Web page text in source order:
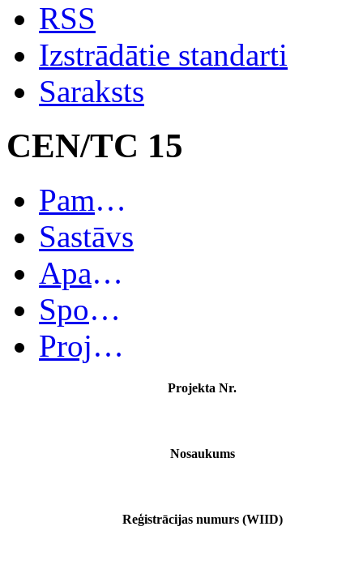
RSS
Izstrādātie standarti
Saraksts
CEN/TC 15
Pamatinformācija
Sastāvs
Apakškomitejas
Spoguļkomitejas
Projekti
Projekta Nr.
Nosaukums
Reģistrācijas numurs (WIID)